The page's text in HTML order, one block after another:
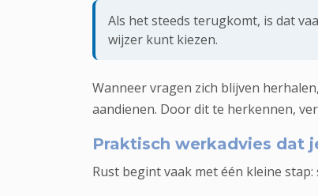
Als het steeds terugkomt, is dat
wijzer kunt kiezen.
Wanneer vragen zich blijven
aandienen. Door dit te herkennen,
Praktisch werkadvies dat
Rust begint vaak met één kleine